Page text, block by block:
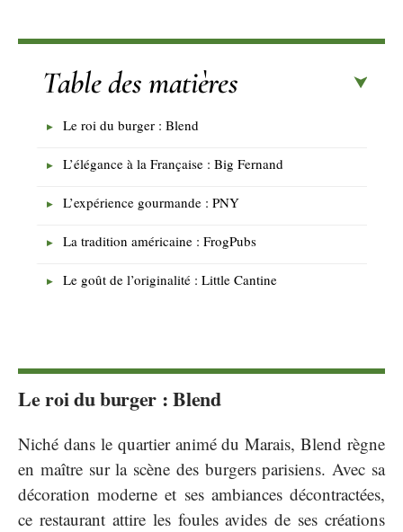
Table des matières
Le roi du burger : Blend
L’élégance à la Française : Big Fernand
L’expérience gourmande : PNY
La tradition américaine : FrogPubs
Le goût de l’originalité : Little Cantine
Le roi du burger : Blend
Niché dans le quartier animé du Marais, Blend règne
en maître sur la scène des burgers parisiens. Avec sa
décoration moderne et ses ambiances décontractées,
ce restaurant attire les foules avides de ses créations